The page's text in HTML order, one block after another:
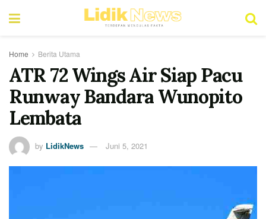
Home Berita Utama
ATR 72 Wings Air Siap Pacu
Runway Bandara Wunopito
Lembata
by LidikNews Juni 5, 2021